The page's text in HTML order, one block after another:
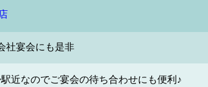
社宴会にも是非
近なのでご宴会の待ち合わせにも便利♪